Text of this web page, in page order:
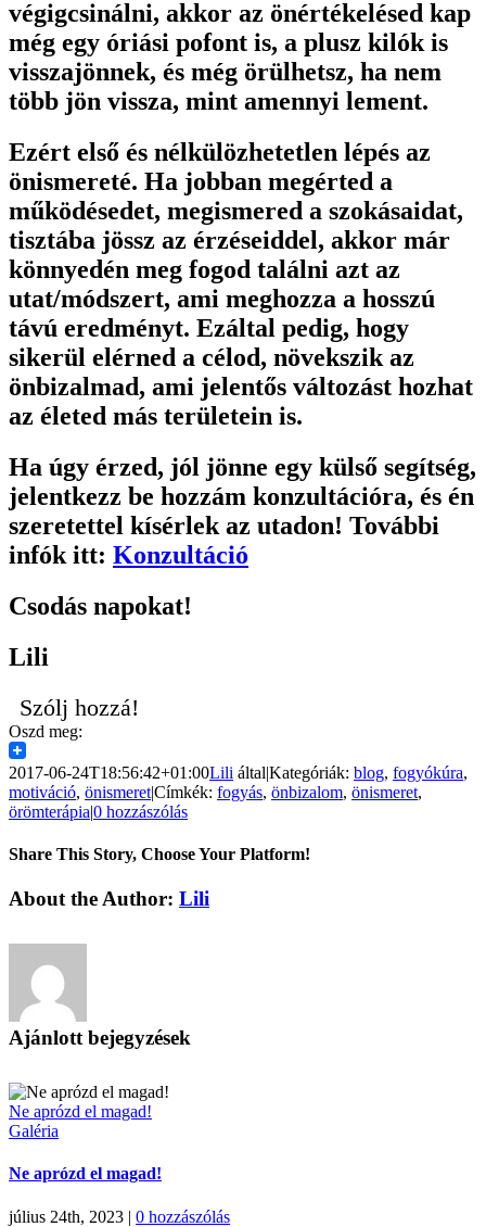
végigcsinálni, akkor az önértékelésed kap
még egy óriási pofont is, a plusz kilók is
visszajönnek, és még örülhetsz, ha nem
több jön vissza, mint amennyi lement.
Ezért első és nélkülözhetetlen lépés az
önismereté. Ha jobban megérted a
működésedet, megismered a szokásaidat,
tisztába jössz az érzéseiddel, akkor már
könnyedén meg fogod találni azt az
utat/módszert, ami meghozza a hosszú
távú eredményt. Ezáltal pedig, hogy
sikerül elérned a célod, növekszik az
önbizalmad, ami jelentős változást hozhat
az életed más területein is.
Ha úgy érzed, jól jönne egy külső segítség,
jelentkezz be hozzám konzultációra, és én
szeretettel kísérlek az utadon! További
infók itt: Konzultáció
Csodás napokat!
Lili
Szólj hozzá!
Oszd meg:
2017-06-24T18:56:42+01:00Lili által|Kategóriák: blog, fogyókúra,
motiváció, önismeret|Címkék: fogyás, önbizalom, önismeret,
örömterápia|0 hozzászólás
Share This Story, Choose Your Platform!
Facebook
X
Reddit
LinkedIn
Pinterest
Vk
About the Author: Lili
Ajánlott bejegyzések
Ne aprózd el magad!
Galéria
Ne aprózd el magad!
július 24th, 2023 | 0 hozzászólás